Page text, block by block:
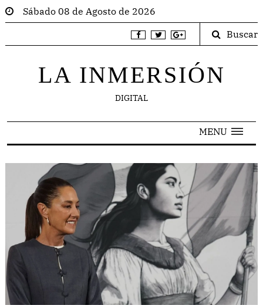
Sábado 08 de Agosto de 2026
Buscar
LA INMERSIÓN
DIGITAL
MENU